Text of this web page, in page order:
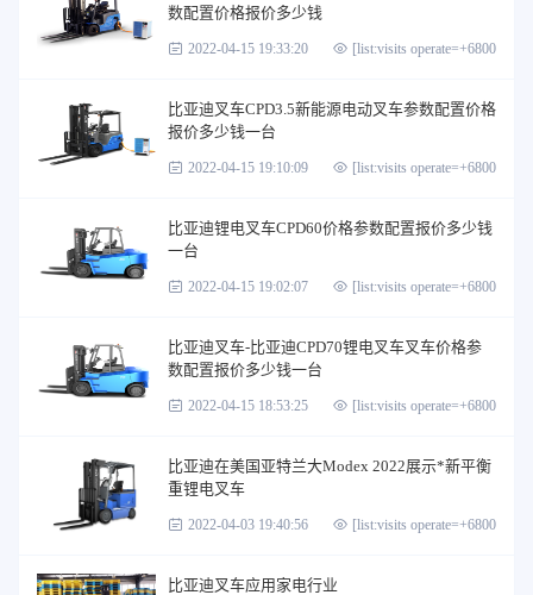
数配置价格报价多少钱
2022-04-15 19:33:20 [list:visits operate=+6800]
比亚迪叉车CPD3.5新能源电动叉车参数配置价格
报价多少钱一台
2022-04-15 19:10:09 [list:visits operate=+6800]
比亚迪锂电叉车CPD60价格参数配置报价多少钱
一台
2022-04-15 19:02:07 [list:visits operate=+6800]
比亚迪叉车-比亚迪CPD70锂电叉车叉车价格参
数配置报价多少钱一台
2022-04-15 18:53:25 [list:visits operate=+6800]
比亚迪在美国亚特兰大Modex 2022展示*新平衡
重锂电叉车
2022-04-03 19:40:56 [list:visits operate=+6800]
比亚迪叉车应用家电行业